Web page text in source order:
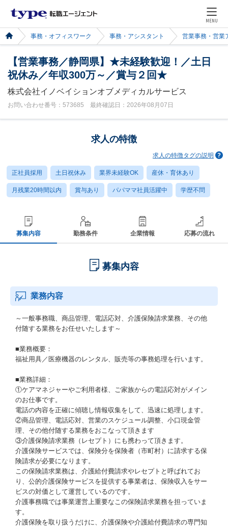
MENU
事務・オフィスワーク 事務・アシスタント 営業事務・営業
【営業事務／静岡県】★未経験歓迎！／土日
祝休み／年収300万～／賞与２回★
株式会社イノベイションオブメディカルサービス
お問い合わせ番号：573685 最終確認日：2026年08月07日
求人の特徴
求人の特徴タグの説明
正社員採用 土日祝休み 業界未経験OK 産休・育休あり
月残業20時間以内 賞与あり パパママ社員活躍中 学歴不問
募集内容 勤務条件 企業情報 応募の流れ
募集内容
業務内容
～一般事務職、商品管理、電話応対、介護保険請求業務、その他
付随する業務をお任せいたします～
■業務概要：
福祉用具／医療機器のレンタル、販売等の事務処理を行います。
■業務詳細：
①ケアマネジャーやご利用者様、ご家族からの電話応対がメイン
のお仕事です。
電話の内容を正確に傾聴し情報収集をして、迅速に処理します。
②商品管理、電話応対、営業のスケジュール調整、小口現金管
理、その他付随する業務をおこなって頂きます
③介護保険請求業務（レセプト）にも携わって頂きます。
介護保険サービスでは、保険分を保険者（市町村）に請求する保
険請求が必要になります。
この保険請求業務は、介護給付費請求やレセプトと呼ばれてお
り、公的介護保険サービスを提供する事業者は、保険収入をサー
ビスの対価として運営しているのです。
介護事務職では事業運営上重要なこの保険請求業務を担っていま
す。
介護保険を取り扱うだけに、介護保険や介護給付費請求の専門知